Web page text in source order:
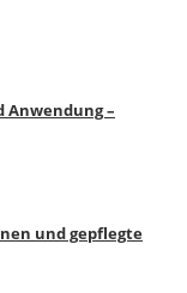
Anwendung –
und gepflegte